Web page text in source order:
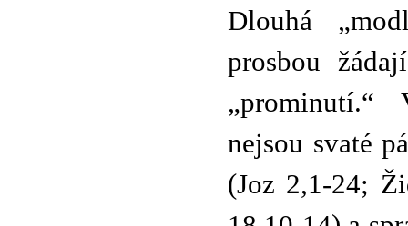
Dlouhá
prosbou
„prominutí.“
nejsou svaté
(Joz 2,1-24;